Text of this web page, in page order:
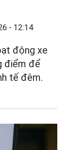
- 12:14
động xe
điểm để
tế đêm.